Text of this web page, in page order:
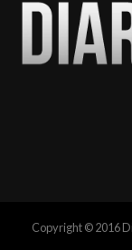
Copyright © 2016